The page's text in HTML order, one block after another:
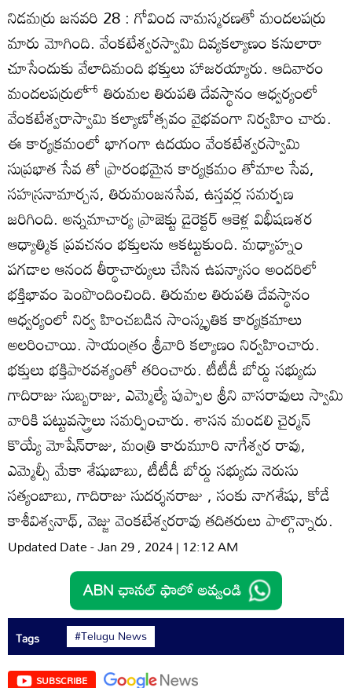
నిడమర్రు జనవరి 28 : గోవింద నామస్మరణతో మందలపర్రు
మారు మోగింది. వేంకటేశ్వరస్వామి దివ్యకల్యాణం కనులారా
చూసేందుకు వేలాదిమంది భక్తులు హాజరయ్యారు. ఆదివారం
మందలపర్రులోో తిరుమల తిరుపతి దేవస్థానం ఆధ్వర్యంలో
వేంకటేశ్వరాస్వామి కల్యాణోత్సవం వైభవంగా నిర్వహిం చారు.
ఈ కార్యక్రమంలో భాగంగా ఉదయం వేంకటేశ్వరస్వామి
సుప్రభాత సేవ తో ప్రారంభమైన కార్యక్రమం తోమాల సేవ,
సహస్రనామార్చన, తిరుమంజనసేవ, ఉస్తవర్ల సమర్పణ
జరిగింది. అన్నమాచార్య ప్రాజెక్టు డైరెక్టర్‌ ఆకెళ్ల విభీషణశర
ఆధ్యాత్మిక ప్రవచనం భక్తులను ఆకట్టుకుంది. మధ్యాహ్నం
పగడాల ఆనంద తీర్థాచార్యులు చేసిన ఉపన్యాసం అందరిలో
భక్తిభావం పెంపొందించింది. తిరుమల తిరుపతి దేవస్థానం
ఆధ్వర్యంలో నిర్వ హించబడిన సాంస్కృతిక కార్యక్రమాలు
అలరించాయి. సాయంత్రం శ్రీవారి కల్యాణం నిర్వహించారు.
భక్తులు భక్తిపారవశ్యంతో తరించారు. టీటీడీ బోర్డు సభ్యుడు
గాదిరాజు సుబ్బరాజు, ఎమ్మెల్యే పుప్పాల శ్రీని వాసరావులు స్వామి
వారికి పట్టువస్త్రాలు సమర్పించారు. శాసన మండలి చైర్మన్‌
కొయ్యే మోషేన్‌రాజు, మంత్రి కారుమూరి నాగేశ్వర రావు,
ఎమ్మెల్సీ మేకా శేషుబాబు, టీటీడీ బోర్డు సభ్యుడు నెరుసు
సత్యంబాబు, గాదిరాజు సుదర్శనరాజు , సంకు నాగశేషు, కోడే
కాశీవిశ్వనాథ్‌, వెజ్జు వెంకటేశ్వరరావు తదితరులు పాల్గొన్నారు.
Updated Date - Jan 29 , 2024 | 12:12 AM
Tags #Telugu News
SUBSCRIBE